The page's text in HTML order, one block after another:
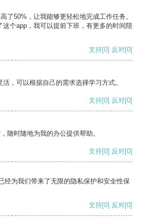
了50%，让我能够更轻松地完成工作任务。
个app，我可以提前下班，有更多的时间陪
支持[0] 反对[0]
，可以根据自己的需求选择学习方式。
支持[0] 反对[0]
随时随地为我的办公提供帮助。
支持[0] 反对[0]
经为我们带来了无限的隐私保护和安全性保
支持[0] 反对[0]